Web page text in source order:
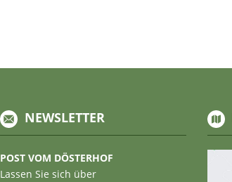
NEWSLETTER
POST VOM DÖSTERHOF
Lassen Sie sich über